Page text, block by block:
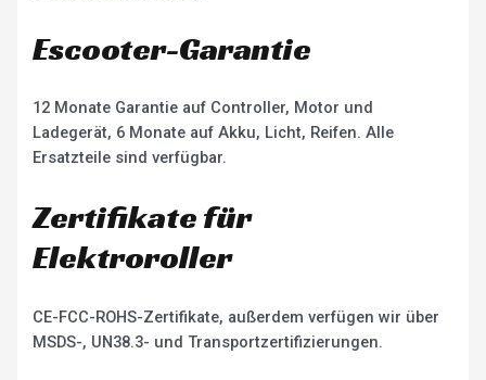
Escooter-Garantie
12 Monate Garantie auf Controller, Motor und
Ladegerät, 6 Monate auf Akku, Licht, Reifen. Alle
Ersatzteile sind verfügbar.
Zertifikate für
Elektroroller
CE-FCC-ROHS-Zertifikate, außerdem verfügen wir über
MSDS-, UN38.3- und Transportzertifizierungen.